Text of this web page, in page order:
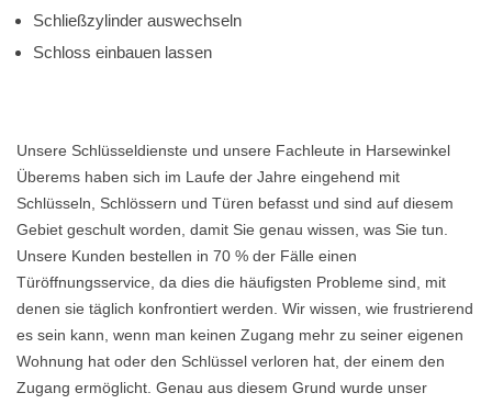
Schließzylinder auswechseln
Schloss einbauen lassen
Unsere Schlüsseldienste und unsere Fachleute in Harsewinkel
Überems haben sich im Laufe der Jahre eingehend mit
Schlüsseln, Schlössern und Türen befasst und sind auf diesem
Gebiet geschult worden, damit Sie genau wissen, was Sie tun.
Unsere Kunden bestellen in 70 % der Fälle einen
Türöffnungsservice, da dies die häufigsten Probleme sind, mit
denen sie täglich konfrontiert werden. Wir wissen, wie frustrierend
es sein kann, wenn man keinen Zugang mehr zu seiner eigenen
Wohnung hat oder den Schlüssel verloren hat, der einem den
Zugang ermöglicht. Genau aus diesem Grund wurde unser